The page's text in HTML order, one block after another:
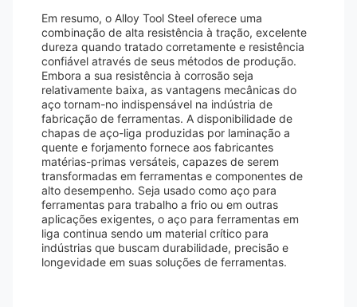
Em resumo, o Alloy Tool Steel oferece uma
combinação de alta resistência à tração, excelente
dureza quando tratado corretamente e resistência
confiável através de seus métodos de produção.
Embora a sua resistência à corrosão seja
relativamente baixa, as vantagens mecânicas do
aço tornam-no indispensável na indústria de
fabricação de ferramentas. A disponibilidade de
chapas de aço-liga produzidas por laminação a
quente e forjamento fornece aos fabricantes
matérias-primas versáteis, capazes de serem
transformadas em ferramentas e componentes de
alto desempenho. Seja usado como aço para
ferramentas para trabalho a frio ou em outras
aplicações exigentes, o aço para ferramentas em
liga continua sendo um material crítico para
indústrias que buscam durabilidade, precisão e
longevidade em suas soluções de ferramentas.